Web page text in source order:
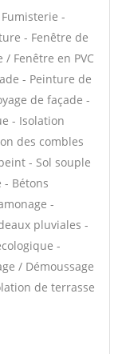
-
- Fenêtre de
Fenêtre en PVC
- Peinture de
de façade -
- Isolation
des combles
- Sol souple
- Bétons
-
pluviales -
-
/ Démoussage
de terrasse